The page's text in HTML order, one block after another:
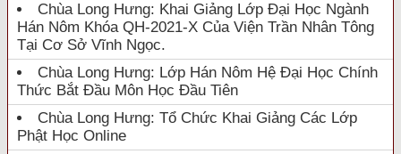
Chùa Long Hưng: Khai Giảng Lớp Đại Học Ngành
Hán Nôm Khóa QH-2021-X Của Viện Trần Nhân Tông
Tại Cơ Sở Vĩnh Ngọc.
Chùa Long Hưng: Lớp Hán Nôm Hệ Đại Học Chính
Thức Bắt Đầu Môn Học Đầu Tiên
Chùa Long Hưng: Tổ Chức Khai Giảng Các Lớp
Phật Học Online